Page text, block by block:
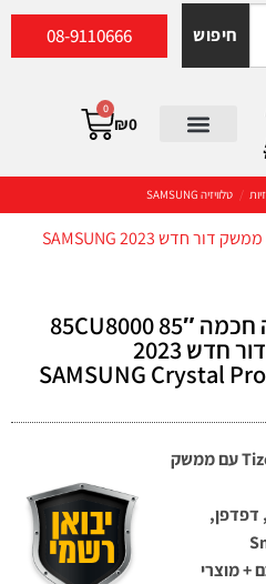
חיפוש 08-9110666
₪0
0
/ טלוויזיה SAMSUNG
טלוויזיה חכמה 85″ 85CU8000
ממשק דור חדש 2023
SAMSUNG Crystal
Smart TV מערכת הפעלה Tizen 7 עם ממשק
דפדפן,
+ מוצרי